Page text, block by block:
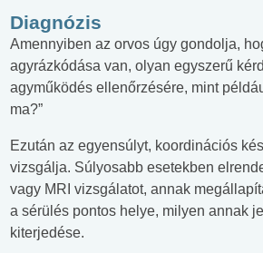
Diagnózis
Amennyiben az orvos úgy gondolja,
agyrázkódása van, olyan egyszerű
agyműködés ellenőrzésére, mint
ma?”
Ezután az egyensúlyt, koordinációs
vizsgálja. Súlyosabb esetekben
vagy MRI vizsgálatot, annak
a sérülés pontos helye, milyen annak
kiterjedése.